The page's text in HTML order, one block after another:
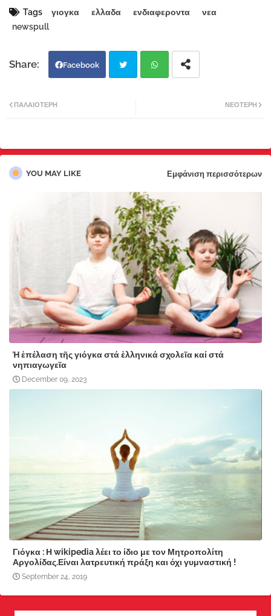
Tags γιογκα ελλαδα ενδιαφεροντα
νεα
newspull
Facebook
pp
ΝΕΌΤΕΡΗ
ΠΑΛΑΙΌΤΕΡΗ
YOU MAY LIKE Εμφάνιση περισσότερων
Ἡ ἐπέλαση τῆς γιόγκα στά ἑλληνικά σχολεῖα καί στά
νηπιαγωγεῖα
December 09, 2023
Γιόγκα : Η wikipedia λέει το ίδιο με τον Μητροπολίτη
Αργολίδας.Είναι λατρευτική πράξη και όχι γυμναστική !
September 24, 2019